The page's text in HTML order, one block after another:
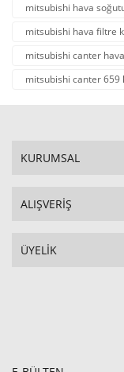
mitsubishi hava
mitsubishi hava filtre
mitsubishi canter
mitsubishi canter 659
KURUMSAL
ALIŞVERİŞ
ÜYELİK